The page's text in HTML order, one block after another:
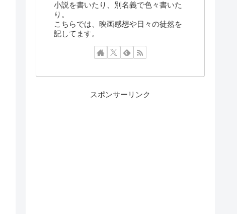
小説を書いたり、別名義で色々書いた
り。
こちらでは、映画感想や日々の徒然を
記してます。
スポンサーリンク